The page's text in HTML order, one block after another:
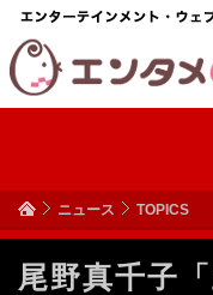
ニュース TOPICS
尾野真千子